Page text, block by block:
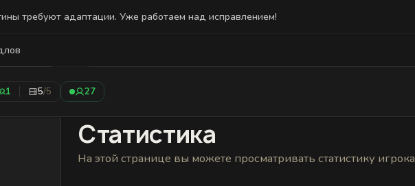
1 5/5 27
Статистика
Статистика
На этой странице вы можете просматривать статистику игрока
требуют адаптации. Уже работаем над исправлением!